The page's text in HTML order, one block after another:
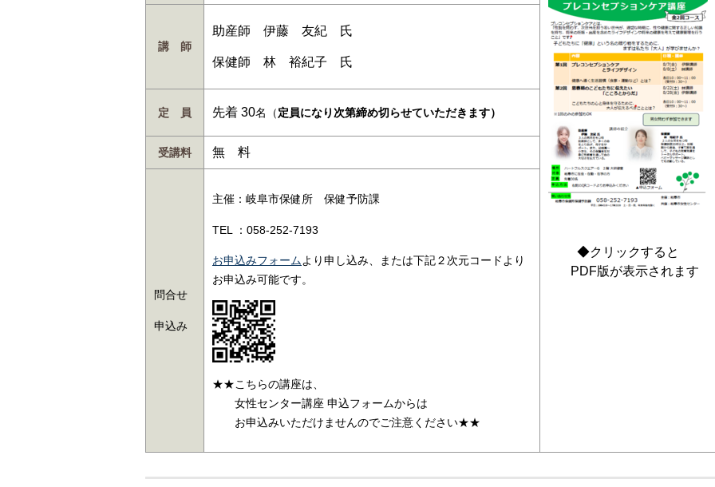
◆クリックすると
PDF版が表示されます
講 師
助産師 伊藤 友紀 氏
保健師 林 裕紀子 氏
定 員 先着 30名（定員になり次第締め切らせていただきます）
受講料 無 料
問合せ
申込み
主催：岐阜市保健所 保健予防課
TEL ：058-252-7193
お申込みフォームより申し込み、または下記２次元コードより
お申込み可能です。
★★こちらの講座は、
女性センター講座 申込フォームからは
お申込みいただけませんのでご注意ください★★